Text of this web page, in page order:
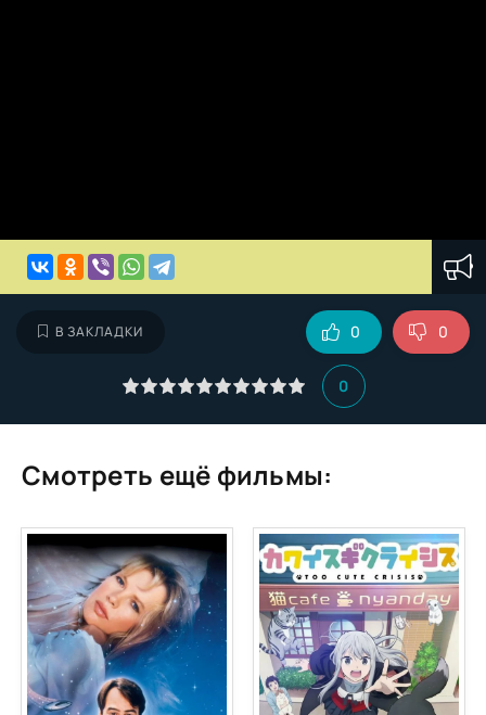
В ЗАКЛАДКИ
0
0 0
Смотреть ещё фильмы: